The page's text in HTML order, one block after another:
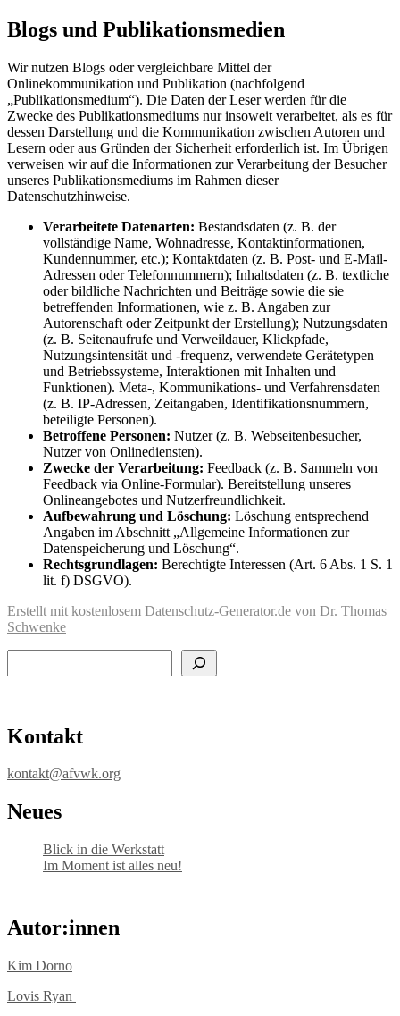
Blogs und Publikationsmedien
Wir nutzen Blogs oder vergleichbare Mittel der
Onlinekommunikation und Publikation (nachfolgend
„Publikationsmedium“). Die Daten der Leser werden für die
Zwecke des Publikationsmediums nur insoweit verarbeitet, als es für
dessen Darstellung und die Kommunikation zwischen Autoren und
Lesern oder aus Gründen der Sicherheit erforderlich ist. Im Übrigen
verweisen wir auf die Informationen zur Verarbeitung der Besucher
unseres Publikationsmediums im Rahmen dieser
Datenschutzhinweise.
Verarbeitete Datenarten: Bestandsdaten (z. B. der
vollständige Name, Wohnadresse, Kontaktinformationen,
Kundennummer, etc.); Kontaktdaten (z. B. Post- und E-Mail-
Adressen oder Telefonnummern); Inhaltsdaten (z. B. textliche
oder bildliche Nachrichten und Beiträge sowie die sie
betreffenden Informationen, wie z. B. Angaben zur
Autorenschaft oder Zeitpunkt der Erstellung); Nutzungsdaten
(z. B. Seitenaufrufe und Verweildauer, Klickpfade,
Nutzungsintensität und -frequenz, verwendete Gerätetypen
und Betriebssysteme, Interaktionen mit Inhalten und
Funktionen). Meta-, Kommunikations- und Verfahrensdaten
(z. B. IP-Adressen, Zeitangaben, Identifikationsnummern,
beteiligte Personen).
Betroffene Personen: Nutzer (z. B. Webseitenbesucher,
Nutzer von Onlinediensten).
Zwecke der Verarbeitung: Feedback (z. B. Sammeln von
Feedback via Online-Formular). Bereitstellung unseres
Onlineangebotes und Nutzerfreundlichkeit.
Aufbewahrung und Löschung: Löschung entsprechend
Angaben im Abschnitt „Allgemeine Informationen zur
Datenspeicherung und Löschung“.
Rechtsgrundlagen: Berechtigte Interessen (Art. 6 Abs. 1 S. 1
lit. f) DSGVO).
Erstellt mit kostenlosem Datenschutz-Generator.de von Dr. Thomas
Schwenke
Kontakt
kontakt@afvwk.org
Neues
Blick in die Werkstatt
Im Moment ist alles neu!
Autor:innen
Kim Dorno
Lovis Ryan